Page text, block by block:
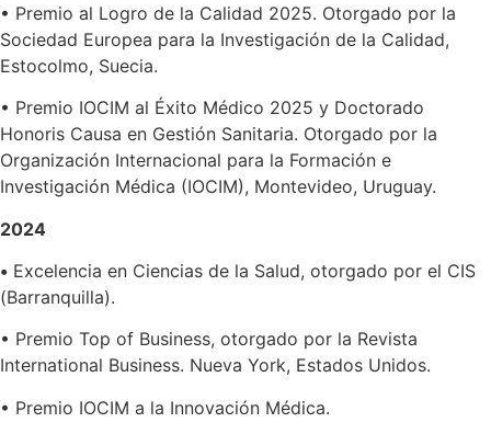
• Premio al Logro de la Calidad 2025. Otorgado por la
Sociedad Europea para la Investigación de la Calidad,
Estocolmo, Suecia.
• Premio IOCIM al Éxito Médico 2025 y Doctorado
Honoris Causa en Gestión Sanitaria. Otorgado por la
Organización Internacional para la Formación e
Investigación Médica (IOCIM), Montevideo, Uruguay.
2024
• Excelencia en Ciencias de la Salud, otorgado por el CIS
(Barranquilla).
• Premio Top of Business, otorgado por la Revista
International Business. Nueva York, Estados Unidos.
• Premio IOCIM a la Innovación Médica.